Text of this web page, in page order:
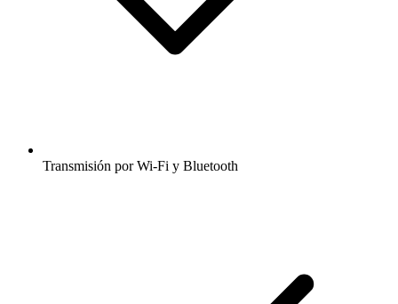
Transmisión por Wi-Fi y Bluetooth